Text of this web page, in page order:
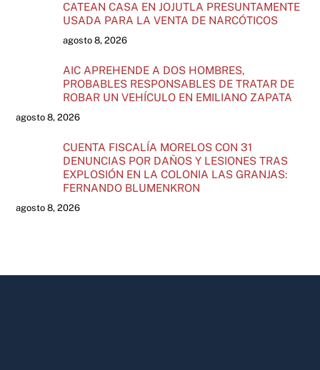
CATEAN CASA EN JOJUTLA PRESUNTAMENTE
USADA PARA LA VENTA DE NARCÓTICOS
agosto 8, 2026
AIC APREHENDE A DOS HOMBRES,
PROBABLES RESPONSABLES DE TRATAR DE
ROBAR UN VEHÍCULO EN EMILIANO ZAPATA
agosto 8, 2026
CUENTA FISCALÍA MORELOS CON 31
DENUNCIAS POR DAÑOS Y LESIONES TRAS
EXPLOSIÓN EN LA COLONIA LAS GRANJAS:
FERNANDO BLUMENKRON
agosto 8, 2026